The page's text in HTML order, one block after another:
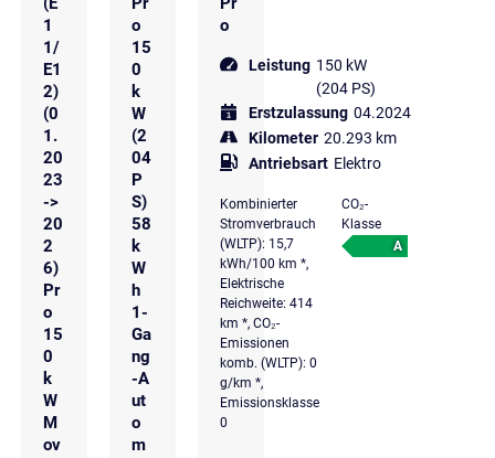
1
1/
E1
2)
(0
1.
20
23
->
20
2
6)
Pr
o
15
0
k
W
M
ov
o
15
0
k
W
(2
04
P
S)
58
k
W
h
1-
Ga
ng
-A
ut
o
m
o
Leistung 150 kW
(204 PS)
Erstzulassung 04.2024
Kilometer 20.293 km
Antriebsart Elektro
Kombinierter
Stromverbrauch
(WLTP): 15,7
kWh/100 km *,
Elektrische
Reichweite: 414
km *, CO₂-
Emissionen
komb. (WLTP): 0
g/km *,
Emissionsklasse
0
CO₂-
Klasse
A